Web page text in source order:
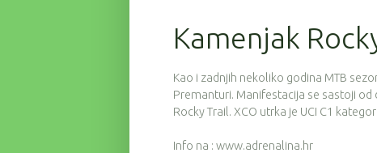
Kamenjak
Kao i zadnjih nekoliko godina MTB
Premanturi. Manifestacija se sastoji od
Rocky Trail. XCO utrka je UCI C1
Info na : www.adrenalina.hr